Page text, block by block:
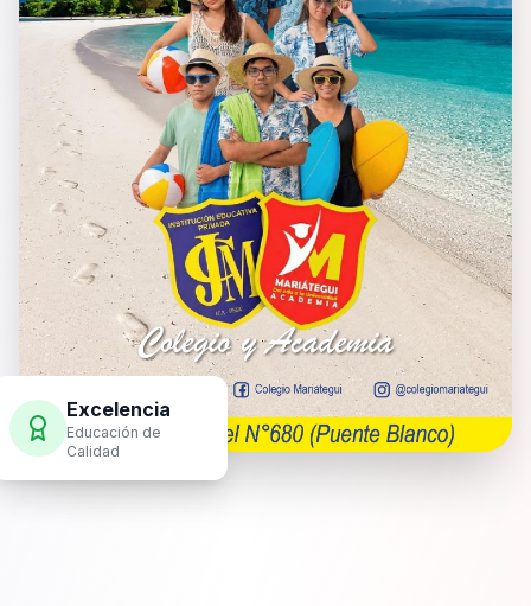
Excelencia
Educación de
Calidad